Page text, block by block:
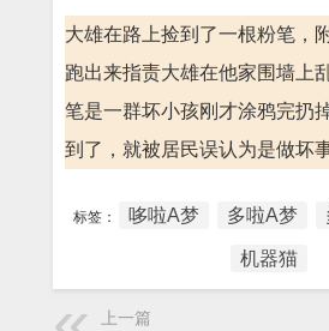
大雄在路上捡到了一根粉笔，
跑出来指责大雄在他家围墙上
笔是一群坏小孩刚才涂鸦完扔
到了，就被居民误认为是做坏
标签： 哆啦A梦 多啦A梦
机器猫
上一篇